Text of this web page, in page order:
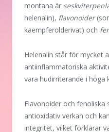
montana är
helenalin), flavonoider
kaempferolderivat) och
Helenalin står för mycket
antiinflammatoriska
vara hudirriterande i höga
Flavonoider och fenoliska
antioxidativ verkan och
integritet, vilket förklarar